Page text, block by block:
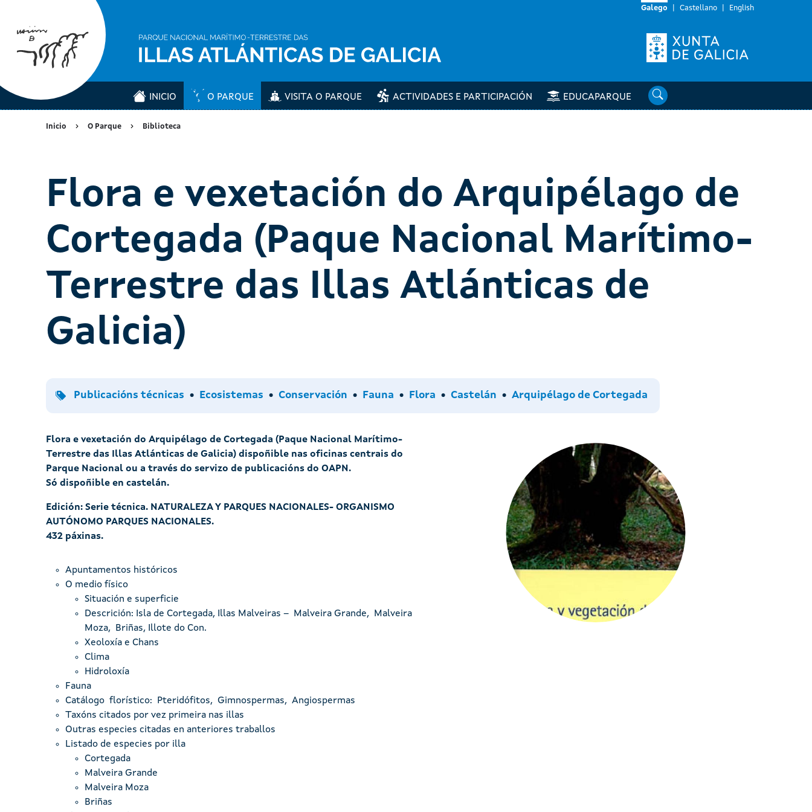
Galego Castellano English
INICIO O PARQUE VISITA O PARQUE ACTIVIDADES E PARTICIPACIÓN EDUCAPARQUE Buscar
Inicio O Parque Biblioteca
Flora e vexetación do Arquipélago de
Cortegada (Paque Nacional Marítimo-
Terrestre das Illas Atlánticas de
Galicia)
Tipo
Publicacións técnicas Temas
Ecosistemas Conservación Fauna Flora Idiomas
Castelán Arquipélagos
Arquipélago de Cortegada
Flora e vexetación do Arquipélago de Cortegada (Paque Nacional Marítimo-
Terrestre das Illas Atlánticas de Galicia) dispoñible nas oficinas centrais do
Parque Nacional ou a través do servizo de publicacións do OAPN.
Só dispoñible en castelán.
Edición: Serie técnica. NATURALEZA Y PARQUES NACIONALES- ORGANISMO
AUTÓNOMO PARQUES NACIONALES.
432 páxinas.
Apuntamentos históricos
O medio físico
Situación e superficie
Descrición: Isla de Cortegada, Illas Malveiras – Malveira Grande, Malveira
Moza, Briñas, Illote do Con.
Xeoloxía e Chans
Clima
Hidroloxía
Fauna
Catálogo florístico: Pteridófitos, Gimnospermas, Angiospermas
Taxóns citados por vez primeira nas illas
Outras especies citadas en anteriores traballos
Listado de especies por illa
Cortegada
Malveira Grande
Malveira Moza
Briñas